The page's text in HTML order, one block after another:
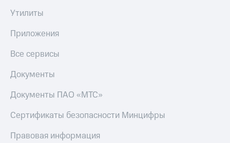
Утилиты
Приложения
Все сервисы
Документы
Документы ПАО «МТС»
Сертификаты безопасности Минцифры
Правовая информация